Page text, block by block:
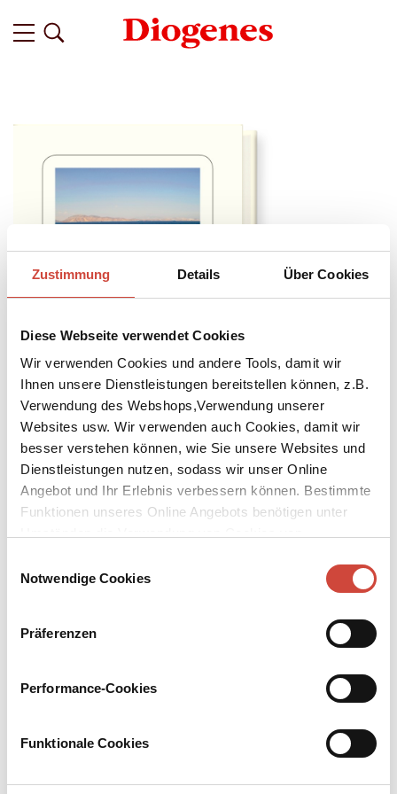
Zustimmung Details Über Cookies
Diese Webseite verwendet Cookies
Wir verwenden Cookies und andere Tools, damit wir
Ihnen unsere Dienstleistungen bereitstellen können, z.B.
Verwendung des Webshops,Verwendung unserer
Websites usw. Wir verwenden auch Cookies, damit wir
besser verstehen können, wie Sie unsere Websites und
Dienstleistungen nutzen, sodass wir unser Online
Angebot und Ihr Erlebnis verbessern können. Bestimmte
Funktionen unseres Online Angebots benötigen unter
Notwendige Cookies
Präferenzen
Performance-Cookies
Funktionale Cookies
Download Bilddatei ↘
Sieben Geschichten über Irrfahrer und Glückssucher in
aus Hass, Neid und Angst gegenüber Rivalen und Fremden. Auch
Kommissar Charitos tritt auf und beweist einmal mehr, dass
sind. Der große griechische Krimiautor Petros Markaris – selbst
ein Grenzgänger zwischen den Kulturen – gibt sich hier sehr